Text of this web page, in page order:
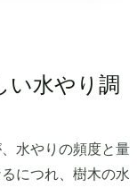
い水やり調
水やりの頻度と量
につれ、樹木の水